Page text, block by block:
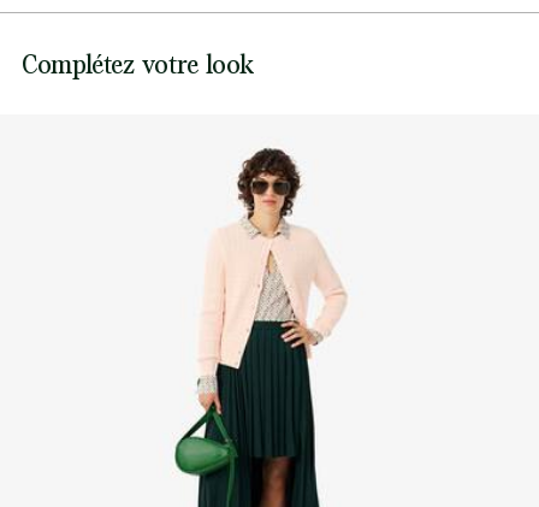
Rayures contrastantes au col, à la patte et aux poignets
Pas de nettoyage à sec
Séchage à plat après essorage
Lavage, séchage, repassage: découvrez tous les conseils pratiques
pour entretenir votre pull Lacoste dans les règles de l'art.
fabrication. Transparence de la chaîne de valeur,
Complétez votre look